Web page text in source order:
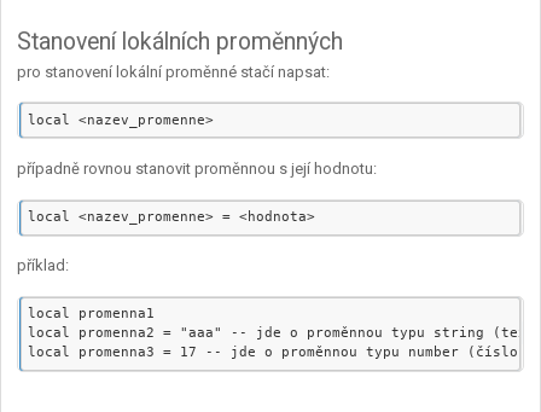
Stanovení lokálních proměnných
pro stanovení lokální proměnné stačí napsat:
případně rovnou stanovit proměnnou s její hodnotu:
příklad:
local promenna1
local promenna2 = "aaa" -- jde o proměnnou typu string